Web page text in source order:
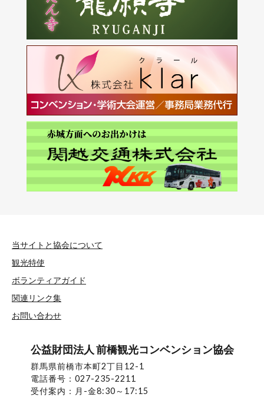
当サイトと協会について
観光特使
ボランティアガイド
関連リンク集
お問い合わせ
公益財団法人 前橋観光コンベンション協会
群馬県前橋市本町2丁目12-1
電話番号：027-235-2211
受付案内：月-金8:30～17:15